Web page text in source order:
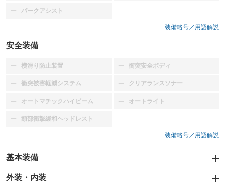
パークアシスト
：装備なし
装備略号／用語解説
安全装備
横滑り防止装置
：装備なし 衝突安全ボディ
：装備なし
衝突被害軽減システム
：装備なし クリアランスソナー
：装備なし
オートマチックハイビーム
：装備なし オートライト
：装備なし
頸部衝撃緩和ヘッドレスト
：装備なし
装備略号／用語解説
基本装備
エアバッグ
：装備なし
外装・内装